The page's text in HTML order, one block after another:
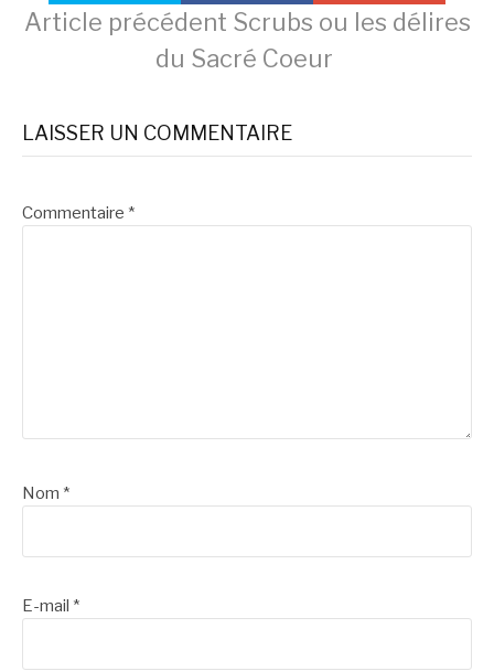
Lire
la
suite
Article précédent Scrubs ou les délires
du Sacré Coeur
LAISSER UN COMMENTAIRE
Commentaire *
Nom *
E-mail *